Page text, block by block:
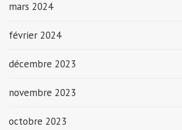
mars 2024
février 2024
décembre 2023
novembre 2023
octobre 2023